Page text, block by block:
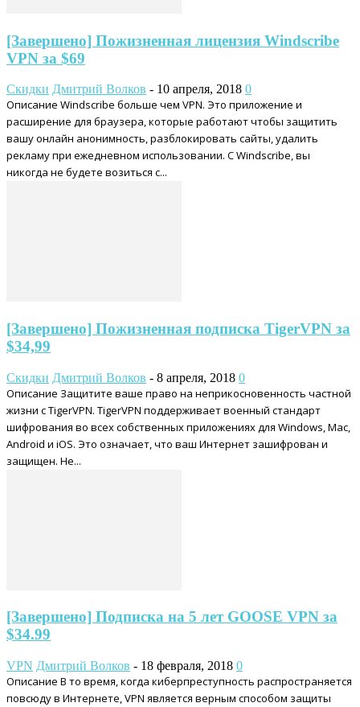
[Завершено] Пожизненная лицензия Windscribe
VPN за $69
Скидки Дмитрий Волков - 10 апреля, 2018 0
Описание Windscribe больше чем VPN. Это приложение и
расширение для браузера, которые работают чтобы защитить
вашу онлайн анонимность, разблокировать сайты, удалить
рекламу при ежедневном использовании. С Windscribe, вы
никогда не будете возиться с...
[Завершено] Пожизненная подписка TigerVPN за
$34,99
Скидки Дмитрий Волков - 8 апреля, 2018 0
Описание Защитите ваше право на неприкосновенность частной
жизни с TigerVPN. TigerVPN поддерживает военный стандарт
шифрования во всех собственных приложениях для Windows, Mac,
Android и iOS. Это означает, что ваш Интернет зашифрован и
защищен. Не...
[Завершено] Подписка на 5 лет GOOSE VPN за
$34.99
VPN Дмитрий Волков - 18 февраля, 2018 0
Описание В то время, когда киберпреступность распространяется
повсюду в Интернете, VPN является верным способом защиты